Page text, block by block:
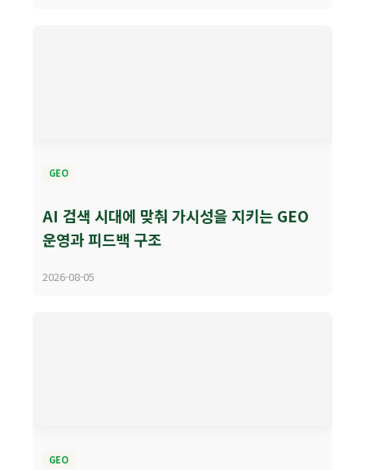
GEO
AI 검색 시대에 맞춰 가시성을 지키는 GEO
운영과 피드백 구조
2026-08-05
GEO